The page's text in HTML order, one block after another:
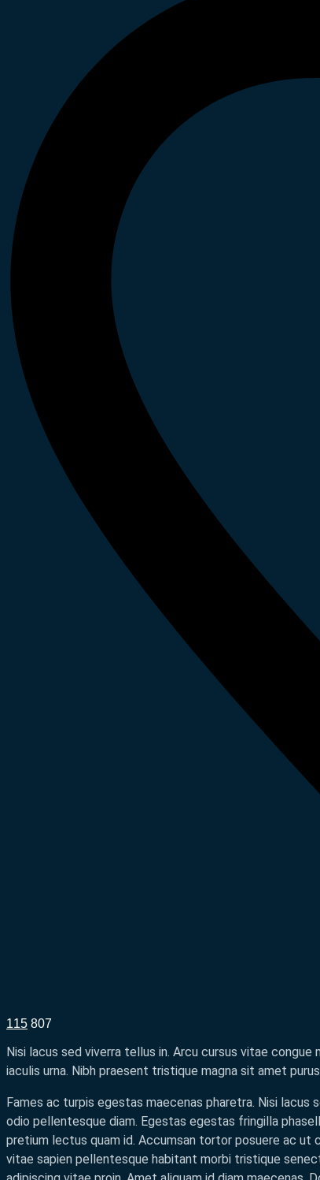
115 807
Nisi lacus sed viverra tellus in. Arcu cursus vitae
iaculis urna. Nibh praesent tristique magna sit amet
Fames ac turpis egestas maecenas pharetra. Nisi
odio pellentesque diam. Egestas egestas fringilla
pretium lectus quam id. Accumsan tortor posuere ac ut
vitae sapien pellentesque habitant morbi tristique